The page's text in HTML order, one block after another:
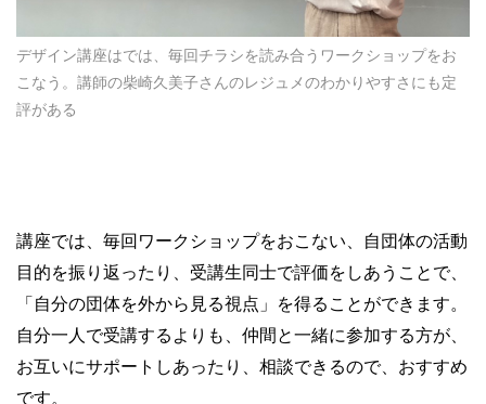
デザイン講座はでは、毎回チラシを読み合うワークショップをお
こなう。講師の柴崎久美子さんのレジュメのわかりやすさにも定
評がある
講座では、毎回ワークショップをおこない、自団体の活動
目的を振り返ったり、受講生同士で評価をしあうことで、
「自分の団体を外から見る視点」を得ることができます。
自分一人で受講するよりも、仲間と一緒に参加する方が、
お互いにサポートしあったり、相談できるので、おすすめ
です。